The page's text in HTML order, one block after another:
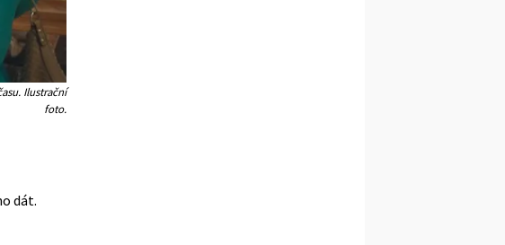
Ilustrační
foto.
dát.